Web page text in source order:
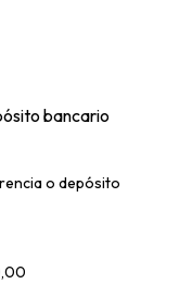
bancario
o depósito